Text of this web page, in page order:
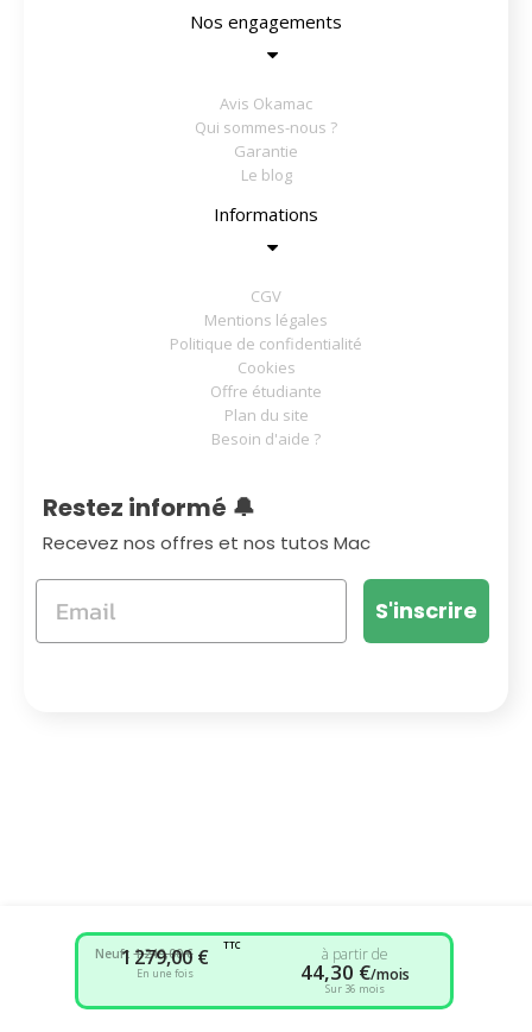
Neuf :1 249,00 €
1 279,00 € TTC
En une fois
à partir de
44,30 €/mois
Sur 36 mois
Nos engagements
Avis Okamac
Qui sommes-nous ?
Garantie
Le blog
Informations
CGV
Mentions légales
Politique de confidentialité
Cookies
Offre étudiante
Plan du site
Besoin d'aide ?
Restez informé 🔔
Recevez nos offres et nos tutos Mac
S'inscrire